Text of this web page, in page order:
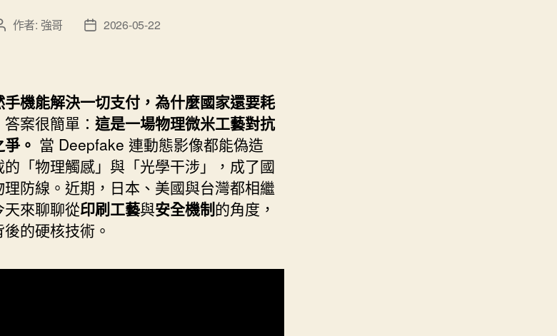
作者: 強哥
文
日
期
2026-05-22
手機能解決一切支付，為什麼國家還要耗
答案很簡單： 這是一場物理微米工藝對抗
。 當 Deepfake 連動態影像都能偽造
「物理觸感」與「光學干涉」，成了國
防線。近期，日本、美國與台灣都相繼
來聊聊從印刷工藝與安全機制的角度，
的硬核技術。